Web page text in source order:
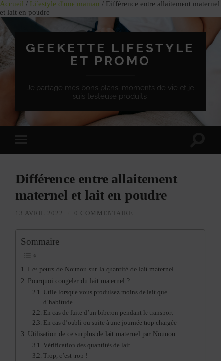
Accueil / Lifestyle d'une maman / Différence entre allaitement maternel
et lait en poudre
GEEKETTE LIFESTYLE
ET PROMO
Je partage mes bons plans, moments de vie et je
suis testeuse produits.
à
mobile
Différence entre allaitement
maternel et lait en poudre
13 AVRIL 2022 0 COMMENTAIRE
Sommaire
Les peurs de Nounou sur la quantité de lait maternel
Pourquoi congeler du lait maternel ?
Utile lorsque vous produisez moins de lait que
d’habitude
En cas de fuite d’un biberon pendant le transport
En cas d’oubli ou suite à une journée trop chargée
Utilisation de ce surplus de lait maternel par Nounou
Vérification des quantités de lait
Trop, c’est trop !